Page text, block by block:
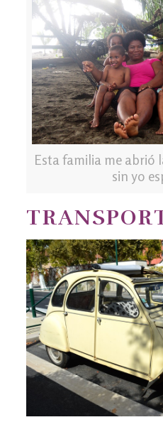
Esta familia me abrió
sin yo